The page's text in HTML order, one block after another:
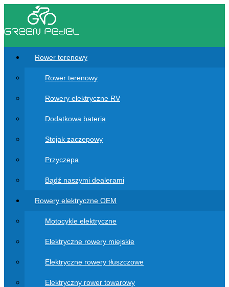
Rower terenowy
Rower terenowy
Rowery elektryczne RV
Dodatkowa bateria
Stojak zaczepowy
Przyczepa
Bądź naszymi dealerami
Rowery elektryczne OEM
Motocykle elektryczne
Elektryczne rowery miejskie
Elektryczne rowery tłuszczowe
Elektryczny rower towarowy